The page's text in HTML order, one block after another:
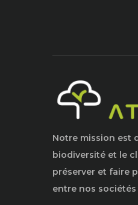
Notre mission est
biodiversité et le
préserver et faire
entre nos